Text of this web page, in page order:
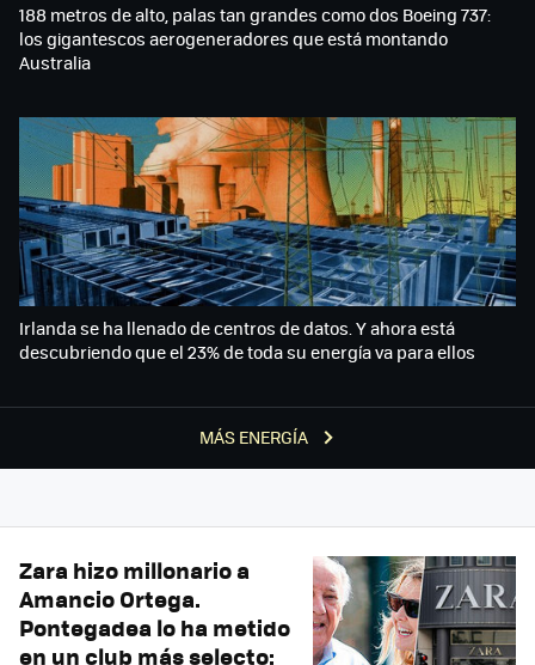
MÁS ENERGÍA
188 metros de alto, palas tan grandes como dos Boeing 737:
los gigantescos aerogeneradores que está montando
Australia
Irlanda se ha llenado de centros de datos. Y ahora está
descubriendo que el 23% de toda su energía va para ellos
Zara hizo millonario a
Amancio Ortega.
Pontegadea lo ha metido
en un club más selecto: